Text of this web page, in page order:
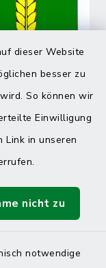
dieser Website
besser zu
So können wir
Einwilligung
Link in unseren
nicht zu
notwendige